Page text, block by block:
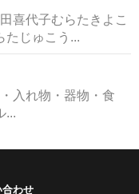
喜代子むらたきよこ
たじゅこう...
入れ物・器物・食
...
合わせ